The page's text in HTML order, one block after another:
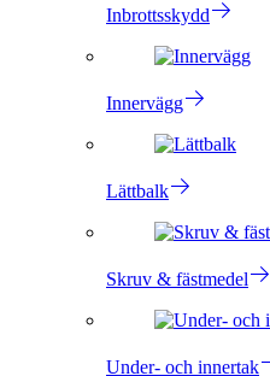
Inbrottsskydd
Innervägg
Lättbalk
Skruv & fästmedel
Under- och innertak